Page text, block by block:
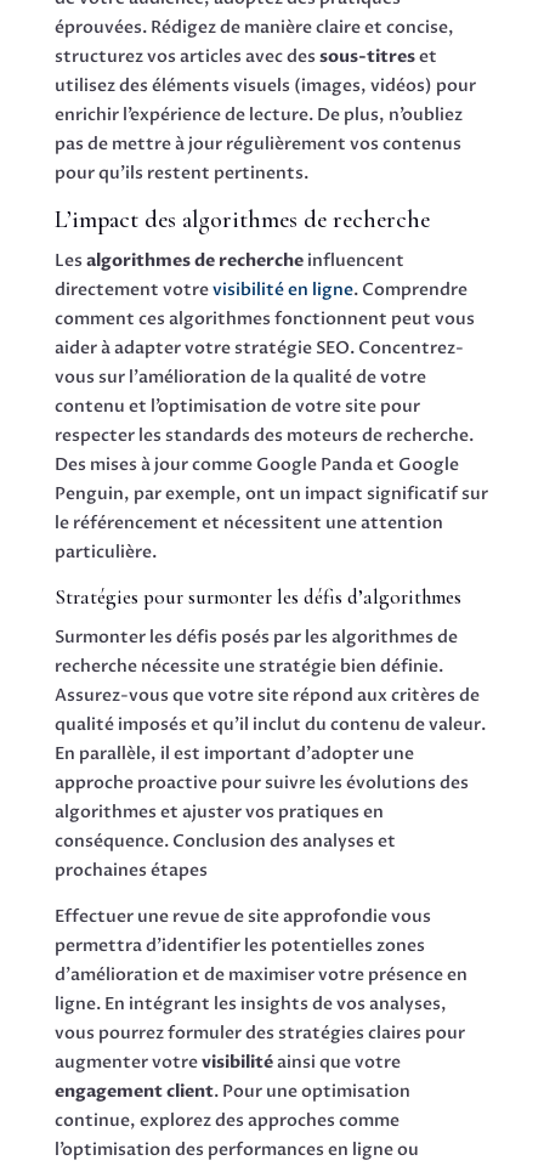
éprouvées. Rédigez de manière claire et concise,
structurez vos articles avec des sous-titreset
utilisez des éléments visuels (images, vidéos) pour
enrichir l’expérience de lecture. De plus, n’oubliez
pas de mettre à jour régulièrement vos contenus
pour qu’ils restent pertinents.
L’impact des algorithmes de recherche
Les algorithmes de rechercheinfluencent
directement votrevisibilité en ligne. Comprendre
comment ces algorithmes fonctionnent peut vous
aider à adapter votre stratégie SEO. Concentrez-
vous sur l’amélioration de la qualité de votre
contenu et l’optimisation de votre site pour
respecter les standards des moteurs de recherche.
Des mises à jour comme Google Panda et Google
Penguin, par exemple, ont un impact significatif sur
le référencement et nécessitent une attention
particulière.
Stratégies pour surmonter les défis d’algorithmes
Surmonter les défis posés par les algorithmes de
recherche nécessite une stratégie bien définie.
Assurez-vous que votre site répond aux critères de
qualité imposés et qu’il inclut du contenu de valeur.
En parallèle, il est important d’adopter une
approche proactive pour suivre les évolutions des
algorithmes et ajuster vos pratiques en
conséquence. Conclusion des analyses et
prochaines étapes
Effectuer une revue de site approfondie vous
permettra d’identifier les potentielles zones
d’amélioration et de maximiser votre présence en
ligne. En intégrant les insights de vos analyses,
vous pourrez formuler des stratégies claires pour
augmenter votrevisibilitéainsi que votre
engagement client. Pour une optimisation
continue, explorez des approches comme
l’optimisation des performances en ligne ou